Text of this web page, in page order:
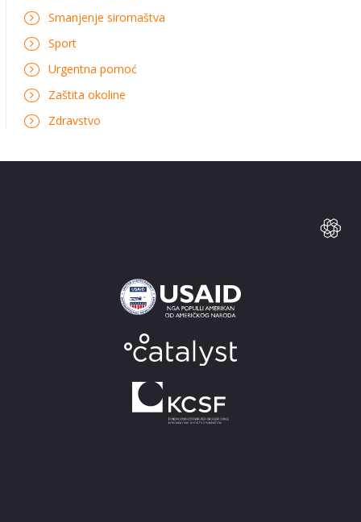
Smanjenje siromaštva
Sport
Urgentna pomoć
Zaštita okoline
Zdravstvo